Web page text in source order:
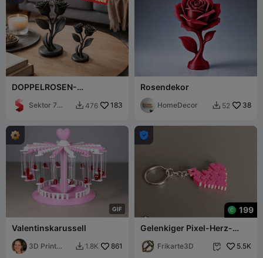
DOPPELROSEN-
VALENTINSTAGSGESCHEN
Sektor 7
 476 183
Rosendekor
HomeDecor  52 38
GIF
Valentinskarussell
3D Print
 1.8K 861
199

Gelenkiger Pixel-Herz-
Frikarte3D  5.5K